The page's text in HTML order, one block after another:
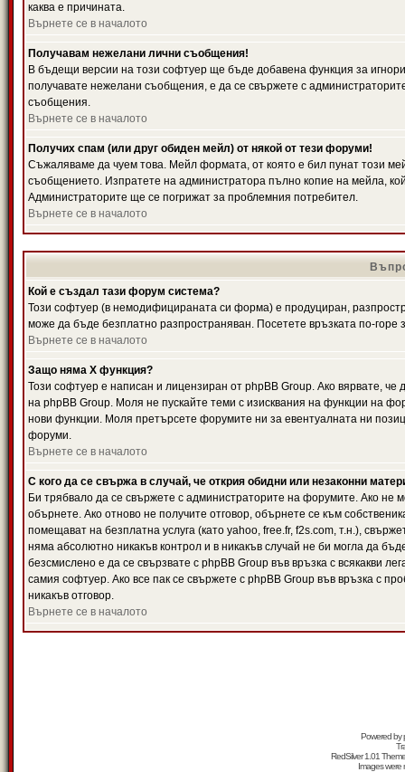
каква е причината.
Върнете се в началото
Получавам нежелани лични съобщения!
В бъдещи версии на този софтуер ще бъде добавена функция за
получавате нежелани съобщения, е да се свържете с
съобщения.
Върнете се в началото
Получих спам (или друг обиден мейл) от някой от тези форуми!
Съжаляваме да чуем това. Мейл формата, от която е бил пунат този
съобщението. Изпратете на администратора пълно копие на мейла,
Администраторите ще се погрижат за проблемния потребител.
Върнете се в началото
Кой е създал тази форум система?
Този софтуер (в немодифицираната си форма) е продуциран,
може да бъде безплатно разпространяван. Посетете връзката по-горе
Върнете се в началото
Защо няма X функция?
Този софтуер е написан и лицензиран от phpBB Group. Ако вярвате,
на phpBB Group. Моля не пускайте теми с изисквания на функции на
нови функции. Моля претърсете форумите ни за евентуалната ни
форуми.
Върнете се в началото
С кого да се свържа в случай, че открия обидни или незаконни
Би трябвало да се свържете с администраторите на форумите. Ако не
обърнете. Ако отново не получите отговор, обърнете се към
помещават на безплатна услуга (като yahoo, free.fr, f2s.com, т.н.),
няма абсолютно никакъв контрол и в никакъв случай не би могла да
безсмислено е да се свързвате с phpBB Group във връзка с всякакви
самия софтуер. Ако все пак се свържете с phpBB Group във връзка с
никакъв отговор.
Върнете се в началото
Powered by
RedSilver 1.01
Images were